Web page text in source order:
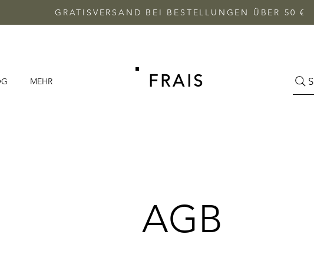
GRATISVERSAND BEI BESTELLUNGEN ÜBER 50 €
MEHR FRAIS
AGB